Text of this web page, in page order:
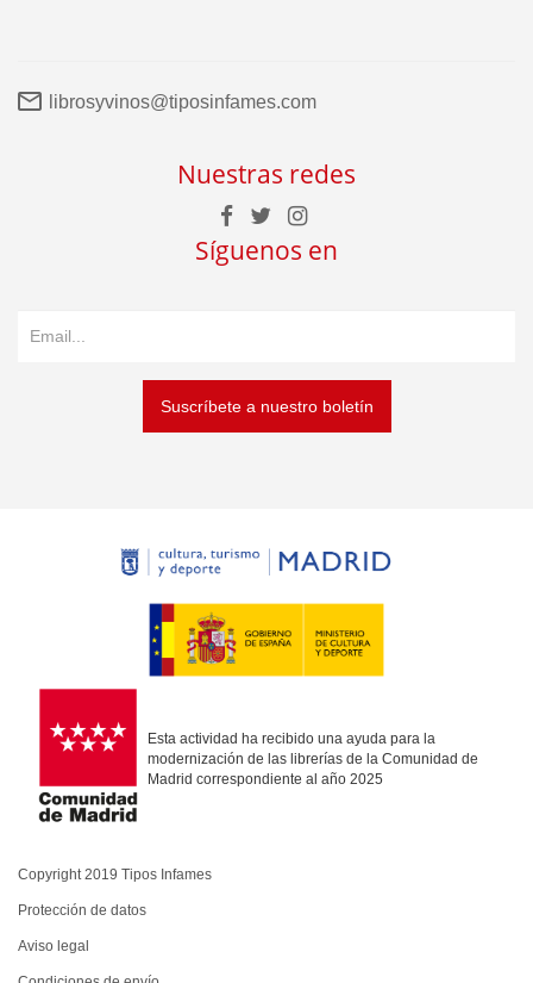
librosyvinos@tiposinfames.com
Nuestras redes
Síguenos en
Suscríbete a nuestro boletín
Esta actividad ha recibido una ayuda para la
modernización de las librerías de la Comunidad de
Madrid correspondiente al año 2025
Copyright 2019 Tipos Infames
Protección de datos
Aviso legal